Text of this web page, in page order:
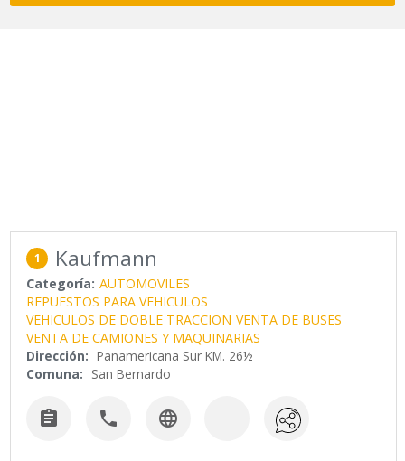
1 Kaufmann
Categoría: AUTOMOVILES
REPUESTOS PARA VEHICULOS
VEHICULOS DE DOBLE TRACCION VENTA DE BUSES
VENTA DE CAMIONES Y MAQUINARIAS
Dirección: Panamericana Sur KM. 26½
Comuna: San Bernardo
  